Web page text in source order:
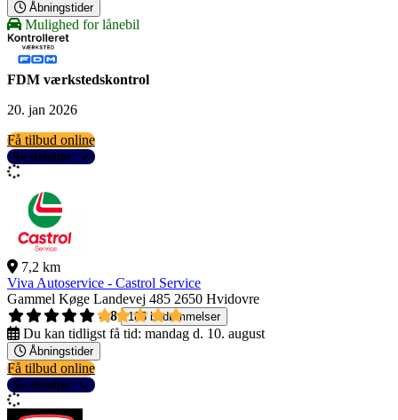
Åbningstider
Mulighed for lånebil
FDM værkstedskontrol
20. jan 2026
Få tilbud online
Se detaljer
7,2 km
Viva Autoservice - Castrol Service
Gammel Køge Landevej 485 2650 Hvidovre
4,8
185 bedømmelser
Du kan tidligst få tid: mandag d. 10. august
Åbningstider
Få tilbud online
Se detaljer